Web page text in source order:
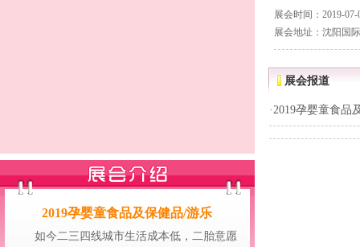
2019孕婴童食品及保健品/游乐
如今二三四线城市生活成本低，二胎意愿
展会时间：2019-07-
展会地址：沈阳国
展会报道
· 2019孕婴童食品